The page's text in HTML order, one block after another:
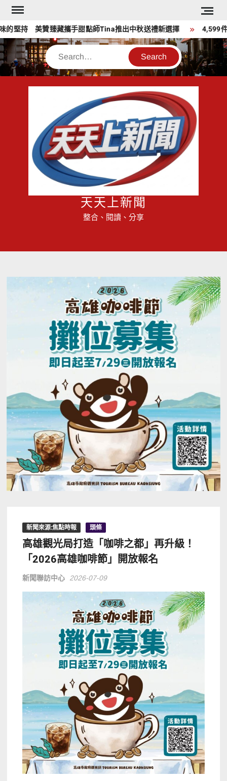
Skip
content
持 美贊臻藏攜手甜點師Tina推出中秋送禮新選擇 4,599件作
Search
天天上新聞
整合、閱讀、分享
新聞來源:焦點時報 頭條
高雄觀光局打造「咖啡之都」再升級！
「2026高雄咖啡節」開放報名
新聞聯訪中心 2026-07-09